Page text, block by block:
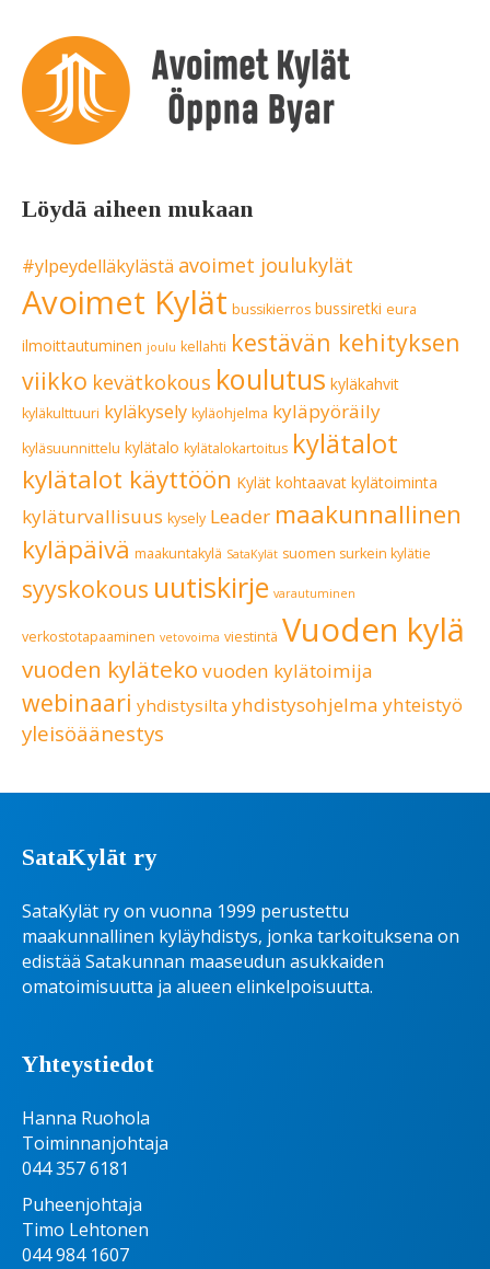
Löydä aiheen mukaan
#ylpeydelläkylästä avoimet joulukylät
Avoimet Kylät bussikierros bussiretki eura
ilmoittautuminen joulu kellahti kestävän kehityksen
viikko kevätkokous koulutus kyläkahvit
kyläkulttuuri kyläkysely kyläohjelma kyläpyöräily
kyläsuunnittelu kylätalo kylätalokartoitus kylätalot
kylätalot käyttöön Kylät kohtaavat kylätoiminta
kyläturvallisuus kysely Leader maakunnallinen
kyläpäivä maakuntakylä SataKylät suomen surkein kylätie
syyskokous uutiskirje varautuminen
verkostotapaaminen vetovoima viestintä Vuoden kylä
vuoden kyläteko vuoden kylätoimija
webinaari yhdistysilta yhdistysohjelma yhteistyö
yleisöäänestys
SataKylät ry
SataKylät ry on vuonna 1999 perustettu
maakunnallinen kyläyhdistys, jonka tarkoituksena on
edistää Satakunnan maaseudun asukkaiden
omatoimisuutta ja alueen elinkelpoisuutta.
Yhteystiedot
Hanna Ruohola
Toiminnanjohtaja
044 357 6181
Puheenjohtaja
Timo Lehtonen
044 984 1607